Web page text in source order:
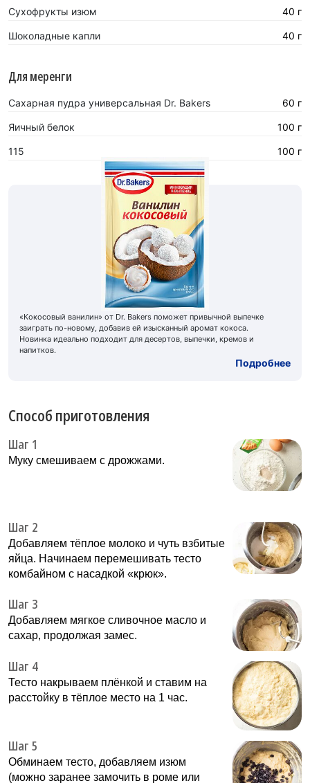
Сухофрукты изюм 40 г
Шоколадные капли 40 г
Для меренги
Сахарная пудра универсальная Dr. Bakers 60 г
Яичный белок 100 г
115 100 г
«Кокосовый ванилин» от Dr. Bakers поможет привычной выпечке
заиграть по-новому, добавив ей изысканный аромат кокоса.
Новинка идеально подходит для десертов, выпечки, кремов и
напитков.
Подробнее
Способ приготовления
Шаг 1
Муку смешиваем с дрожжами.
Шаг 2
Добавляем тёплое молоко и чуть взбитые
яйца. Начинаем перемешивать тесто
комбайном с насадкой «крюк».
Шаг 3
Добавляем мягкое сливочное масло и
сахар, продолжая замес.
Шаг 4
Тесто накрываем плёнкой и ставим на
расстойку в тёплое место на 1 час.
Шаг 5
Обминаем тесто, добавляем изюм
(можно заранее замочить в роме или